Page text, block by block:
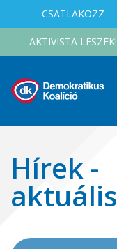
CSATLAKOZZ
AKTIVISTA LESZEK!
Hírek -
aktuális